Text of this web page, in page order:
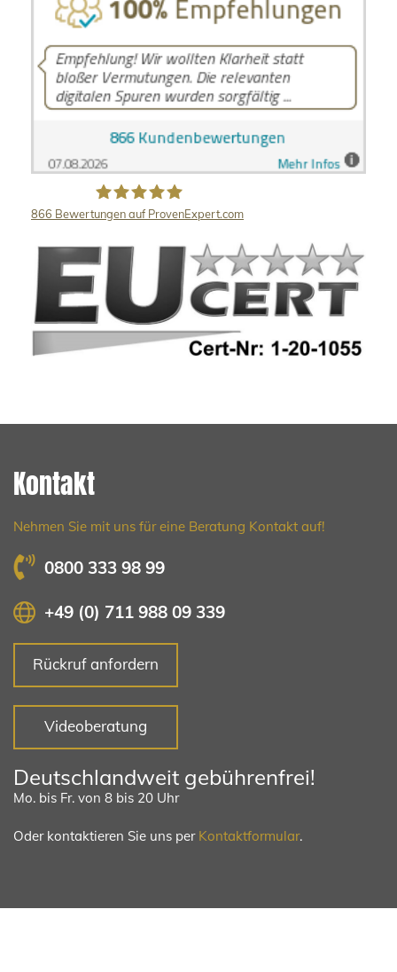
LB Detektive GmbH
866 Bewertungen auf ProvenExpert.com
Kontakt
Nehmen Sie mit uns für eine Beratung Kontakt auf!
0800 333 98 99
+49 (0) 711 988 09 339
Rückruf anfordern
Videoberatung
Deutschlandweit gebührenfrei!
Mo. bis Fr. von 8 bis 20 Uhr
Oder kontaktieren Sie uns per Kontaktformular.